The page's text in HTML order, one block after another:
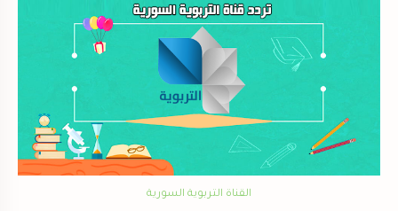
القناة التربوية السورية